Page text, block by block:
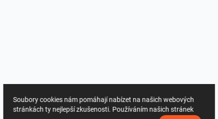
Soubory cookies nám pomáhají nabízet na našich webových
stránkách ty nejlepší zkušenosti. Používáním našich stránek